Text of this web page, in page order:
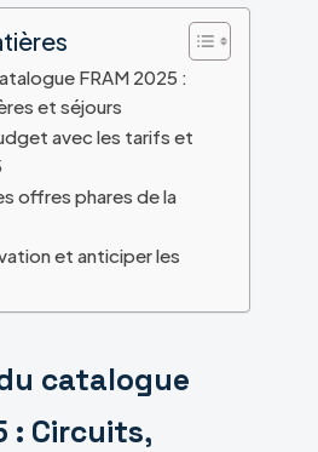
FRAM 2025 :
et séjours
avec les tarifs et
offres phares de la
et anticiper les
catalogue
: Circuits,